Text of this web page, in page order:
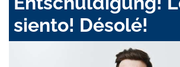
siento! Désolé!